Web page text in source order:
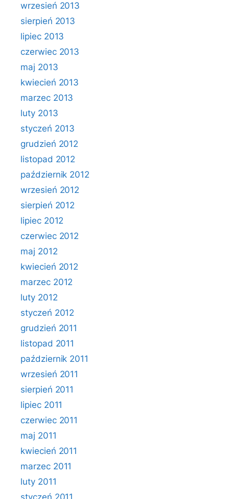
wrzesień 2013
sierpień 2013
lipiec 2013
czerwiec 2013
maj 2013
kwiecień 2013
marzec 2013
luty 2013
styczeń 2013
grudzień 2012
listopad 2012
październik 2012
wrzesień 2012
sierpień 2012
lipiec 2012
czerwiec 2012
maj 2012
kwiecień 2012
marzec 2012
luty 2012
styczeń 2012
grudzień 2011
listopad 2011
październik 2011
wrzesień 2011
sierpień 2011
lipiec 2011
czerwiec 2011
maj 2011
kwiecień 2011
marzec 2011
luty 2011
styczeń 2011